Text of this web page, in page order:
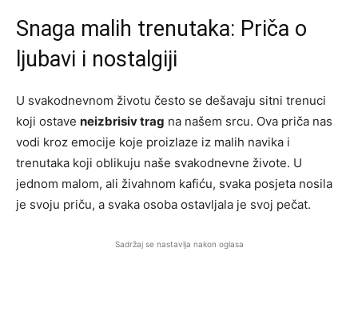
Snaga malih trenutaka: Priča o
ljubavi i nostalgiji
U svakodnevnom životu često se dešavaju sitni trenuci
koji ostave neizbrisiv trag na našem srcu. Ova priča nas
vodi kroz emocije koje proizlaze iz malih navika i
trenutaka koji oblikuju naše svakodnevne živote. U
jednom malom, ali živahnom kafiću, svaka posjeta nosila
je svoju priču, a svaka osoba ostavljala je svoj pečat.
Sadržaj se nastavlja nakon oglasa